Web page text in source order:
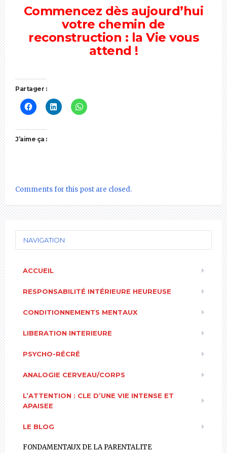
Commencez dès aujourd’hui
votre chemin de
reconstruction : la Vie vous
attend !
Partager :
J’aime ça :
Comments for this post are closed.
NAVIGATION
ACCUEIL
RESPONSABILITÉ INTÉRIEURE HEUREUSE
CONDITIONNEMENTS MENTAUX
LIBERATION INTERIEURE
PSYCHO-RÉCRÉ
ANALOGIE CERVEAU/CORPS
L’ATTENTION : CLE D’UNE VIE INTENSE ET
APAISEE
LE BLOG
FONDAMENTAUX DE LA PARENTALITE